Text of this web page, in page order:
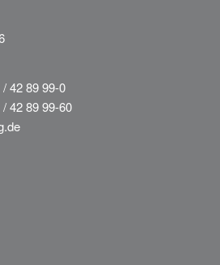
42 89 99-0
42 89 99-60